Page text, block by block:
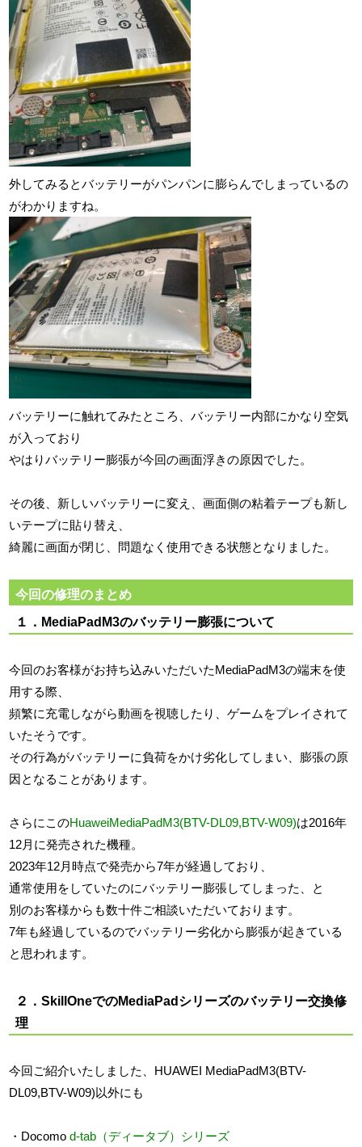
外してみるとバッテリーがパンパンに膨らんでしまっているの
がわかりますね。
バッテリーに触れてみたところ、バッテリー内部にかなり空気
が入っており
やはりバッテリー膨張が今回の画面浮きの原因でした。
その後、新しいバッテリーに変え、画面側の粘着テープも新し
いテープに貼り替え、
綺麗に画面が閉じ、問題なく使用できる状態となりました。
今回の修理のまとめ
１．MediaPadM3のバッテリー膨張について
今回のお客様がお持ち込みいただいたMediaPadM3の端末を使
用する際、
頻繁に充電しながら動画を視聴したり、ゲームをプレイされて
いたそうです。
その行為がバッテリーに負荷をかけ劣化してしまい、膨張の原
因となることがあります。
さらにこのHuaweiMediaPadM3(BTV-DL09,BTV-W09)は2016年
12月に発売された機種。
2023年12月時点で発売から7年が経過しており、
通常使用をしていたのにバッテリー膨張してしまった、と
別のお客様からも数十件ご相談いただいております。
7年も経過しているのでバッテリー劣化から膨張が起きている
と思われます。
２．SkillOneでのMediaPadシリーズのバッテリー交換修
理
今回ご紹介いたしました、HUAWEI MediaPadM3(BTV-
DL09,BTV-W09)以外にも
・Docomod-tab （ディータブ）シリーズ